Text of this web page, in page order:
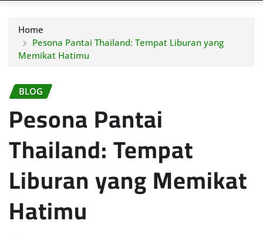
Home
Pesona Pantai Thailand: Tempat Liburan yang
Memikat Hatimu
BLOG
Pesona Pantai
Thailand: Tempat
Liburan yang Memikat
Hatimu